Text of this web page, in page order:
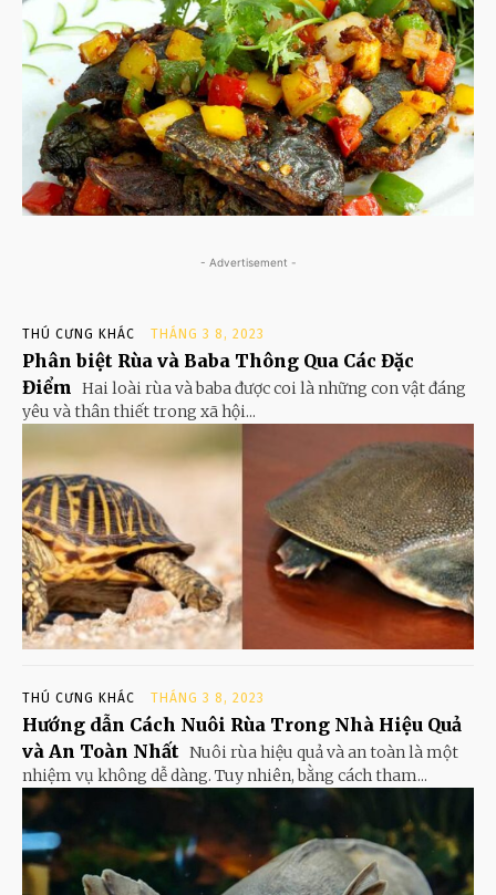
- Advertisement -
THÚ CƯNG KHÁC THÁNG 3 8, 2023
Phân biệt Rùa và Baba Thông Qua Các Đặc
Điểm
Hai loài rùa và baba được coi là những con vật đáng
yêu và thân thiết trong xã hội...
THÚ CƯNG KHÁC THÁNG 3 8, 2023
Hướng dẫn Cách Nuôi Rùa Trong Nhà Hiệu Quả
và An Toàn Nhất Nuôi rùa hiệu quả và an toàn là một
nhiệm vụ không dễ dàng. Tuy nhiên, bằng cách tham...